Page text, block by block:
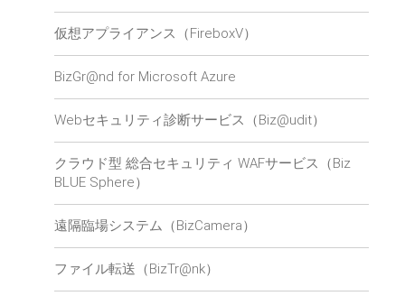
仮想アプライアンス（FireboxV）
BizGr@nd for Microsoft Azure
Webセキュリティ診断サービス（Biz@udit）
クラウド型 総合セキュリティ WAFサービス（Biz
BLUE Sphere）
遠隔臨場システム（BizCamera）
ファイル転送（BizTr@nk）